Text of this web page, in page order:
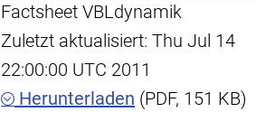
Factsheet VBLdynamik
Zuletzt aktualisiert: Thu Jul 14
22:00:00 UTC 2011
Herunterladen (PDF, 151 KB)